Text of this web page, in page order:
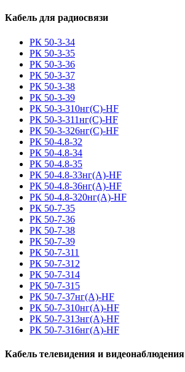
Кабель для радиосвязи
РК 50-3-34
РК 50-3-35
РК 50-3-36
РК 50-3-37
РК 50-3-38
РК 50-3-39
РК 50-3-310нг(С)-HF
РК 50-3-311нг(С)-HF
РК 50-3-326нг(С)-HF
РК 50-4.8-32
РК 50-4.8-34
РК 50-4.8-35
РК 50-4.8-33нг(A)-HF
РК 50-4.8-36нг(A)-HF
РК 50-4.8-320нг(A)-HF
РК 50-7-35
РК 50-7-36
РК 50-7-38
РК 50-7-39
РК 50-7-311
РК 50-7-312
РК 50-7-314
РК 50-7-315
РК 50-7-37нг(A)-HF
РК 50-7-310нг(A)-HF
РК 50-7-313нг(A)-HF
РК 50-7-316нг(A)-HF
Кабель телевидения и видеонаблюдения